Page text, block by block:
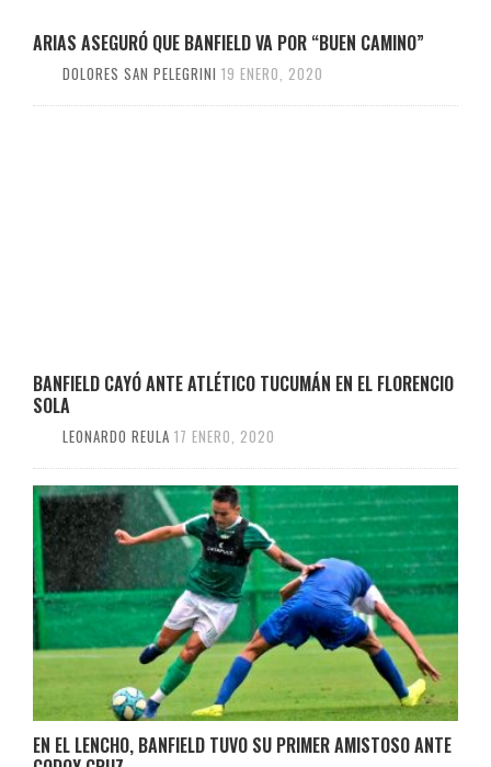
ARIAS ASEGURÓ QUE BANFIELD VA POR “BUEN CAMINO”
DOLORES SAN PELEGRINI 19 ENERO, 2020
BANFIELD CAYÓ ANTE ATLÉTICO TUCUMÁN EN EL FLORENCIO
SOLA
LEONARDO REULA 17 ENERO, 2020
EN EL LENCHO, BANFIELD TUVO SU PRIMER AMISTOSO ANTE